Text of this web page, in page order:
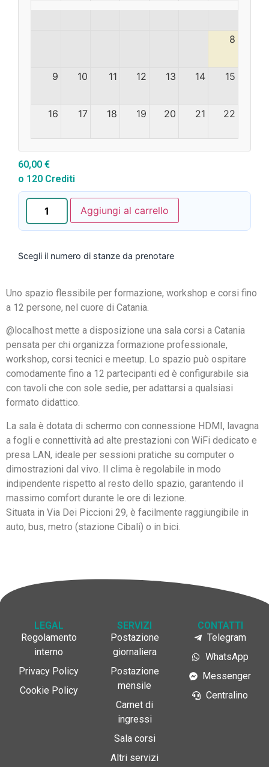
8
9 10 11 12 13 14 15
16 17 18 19 20 21 22
23 24 25 26 27 28 29
60,00 €
o 120 Crediti
Aggiungi al carrello
Scegli il numero di stanze da prenotare
Uno spazio flessibile per formazione, workshop e corsi fino
a 12 persone, nel cuore di Catania.
@localhost mette a disposizione una sala corsi a Catania
pensata per chi organizza formazione professionale,
workshop, corsi tecnici e meetup. Lo spazio può ospitare
comodamente fino a 12 partecipanti ed è configurabile sia
con tavoli che con sole sedie, per adattarsi a qualsiasi
formato didattico.
La sala è dotata di schermo con connessione HDMI, lavagna
a fogli e connettività ad alte prestazioni con WiFi dedicato e
presa LAN, ideale per sessioni pratiche su computer o
dimostrazioni dal vivo. Il clima è regolabile in modo
indipendente rispetto al resto dello spazio, garantendo il
massimo comfort durante le ore di lezione.
Situata in Via Dei Piccioni 29, è facilmente raggiungibile in
auto, bus, metro (stazione Cibali) o in bici.
LEGAL
Regolamento
interno
Privacy Policy
Cookie Policy
SERVIZI
Postazione
giornaliera
Postazione
mensile
Carnet di
ingressi
Sala corsi
Altri servizi
CONTATTI
Telegram
WhatsApp
Messenger
Centralino